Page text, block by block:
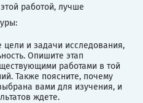
работой, лучше
цели и задачи исследования,
Опишите этап
работами в той
Также поясните, почему
вами для изучения, и
ждете.